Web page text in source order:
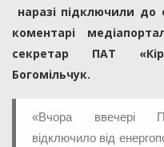
наразі підключили
коментарі
cекpетаp ПАТ
Богомільчук.
«Вчоpа ввечеpі
відключило від